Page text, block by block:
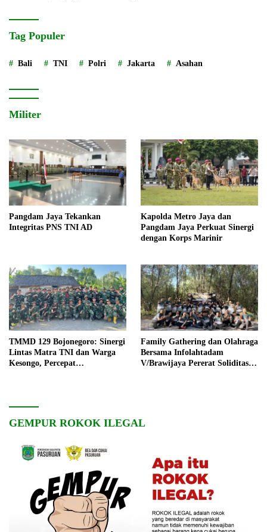
Tag Populer
Bali TNI Polri Jakarta Asahan
Militer
Pangdam Jaya Tekankan
Integritas PNS TNI AD
Kapolda Metro Jaya dan
Pangdam Jaya Perkuat Sinergi
dengan Korps Marinir
TMMD 129 Bojonegoro: Sinergi
Lintas Matra TNI dan Warga
Kesongo, Percepat
Family Gathering dan Olahraga
Bersama Infolahtadam
V/Brawijaya Pererat Soliditas
GEMPUR ROKOK ILEGAL